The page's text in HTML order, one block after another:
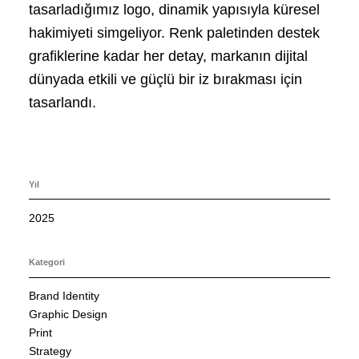
tasarladığımız logo, dinamik yapısıyla küresel
hakimiyeti simgeliyor. Renk paletinden destek
grafiklerine kadar her detay, markanın dijital
dünyada etkili ve güçlü bir iz bırakması için
tasarlandı.
Yıl
2025
Kategori
Brand Identity
Graphic Design
Print
Strategy